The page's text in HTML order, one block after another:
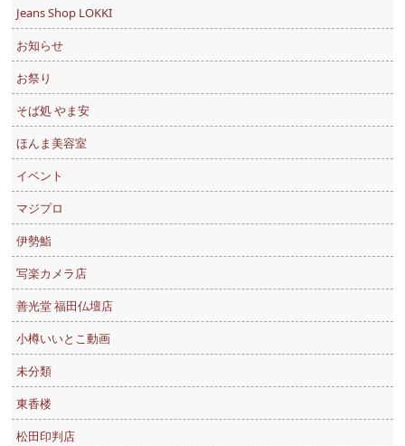
Jeans Shop LOKKI
お知らせ
お祭り
そば処 やま安
ほんま美容室
イベント
マジプロ
伊勢鮨
写楽カメラ店
善光堂 福田仏壇店
小樽いいとこ動画
未分類
東香楼
松田印判店